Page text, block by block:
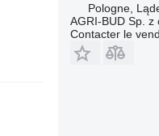
Pologne,
AGRI-BUD Sp. z
Contacter le